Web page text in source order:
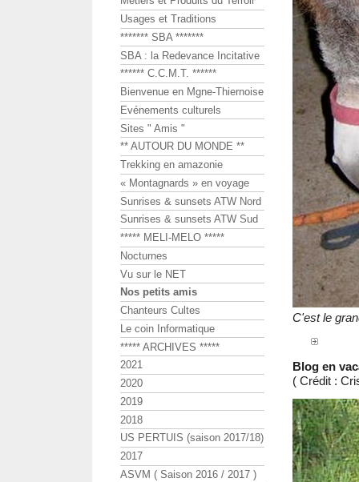
C'est le
Blog en
( Crédit :
Usages et Traditions
******* SBA *******
SBA : la Redevance Incitative
****** C.C.M.T. ******
Bienvenue en Mgne-Thiernoise
Evénements culturels
Sites " Amis "
** AUTOUR DU MONDE **
Trekking en amazonie
« Montagnards » en voyage
Sunrises & sunsets ATW Nord
Sunrises & sunsets ATW Sud
***** MELI-MELO *****
Nocturnes
Vu sur le NET
Nos petits amis
Chanteurs Cultes
Le coin Informatique
***** ARCHIVES *****
2021
2020
2019
2018
US PERTUIS (saison 2017/18)
2017
ASVM ( Saison 2016 / 2017 )